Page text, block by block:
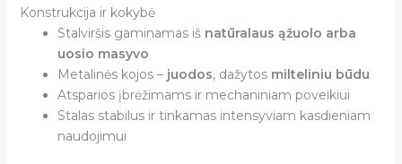
Konstrukcija ir kokybė
Stalviršis gaminamas iš natūralaus ąžuolo arba
uosio masyvo
Metalinės kojos – juodos, dažytos milteliniu būdu
Atsparios įbrėžimams ir mechaniniam poveikiui
Stalas stabilus ir tinkamas intensyviam kasdieniam
naudojimui